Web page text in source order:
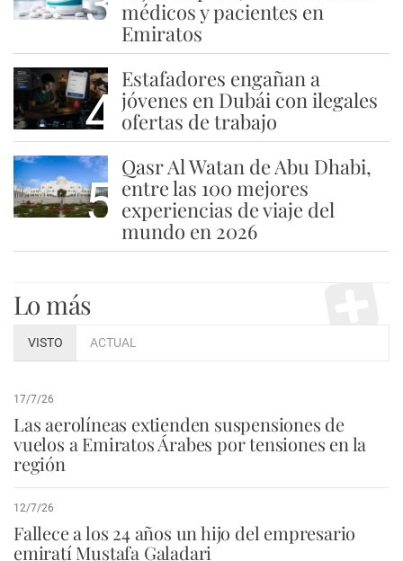
médicos y pacientes en
Emiratos
4
Estafadores engañan a
jóvenes en Dubái con ilegales
ofertas de trabajo
5
Qasr Al Watan de Abu Dhabi,
entre las 100 mejores
experiencias de viaje del
mundo en 2026
Lo más
VISTO ACTUAL
17/7/26
Las aerolíneas extienden suspensiones de
vuelos a Emiratos Árabes por tensiones en la
región
12/7/26
Fallece a los 24 años un hijo del empresario
emiratí Mustafa Galadari